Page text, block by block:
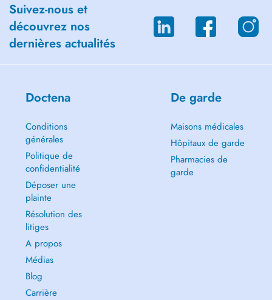
Suivez-nous et
découvrez nos
dernières actualités
Doctena
Conditions
générales
Politique de
confidentialité
Déposer une
plainte
Résolution des
litiges
A propos
Médias
Blog
Carrière
De garde
Maisons médicales
Hôpitaux de garde
Pharmacies de
garde